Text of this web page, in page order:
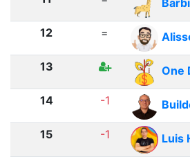
12 =
13 One
14 -1
15 -1 Luis